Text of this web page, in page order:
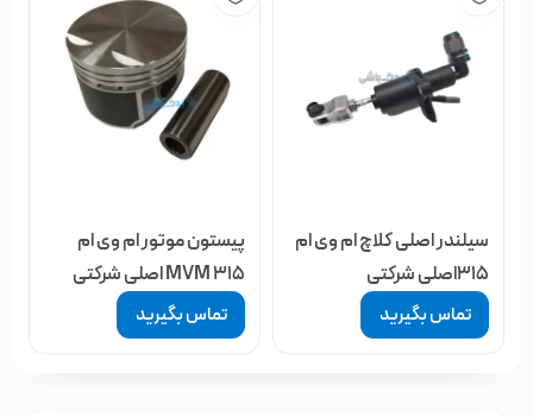
سیلندر اصلی کلاچ ام وی ام
315اصلی شرکتی
تماس بگیرید
پیستون موتور ام وی ام
MVM 315 اصلی شرکتی
تماس بگیرید